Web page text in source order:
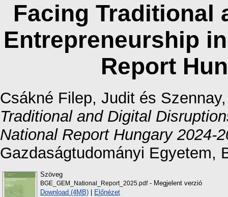
Facing Traditional
Entrepreneurship
Report
Csákné Filep, Judit és
Traditional and Digital
National Report Hungary 2024-
Gazdaságtudományi Egyetem,
Szöveg
BGE_GEM_National_Report_2025.pdf- Megjelent verzió
Download (4MB) | Előnézet